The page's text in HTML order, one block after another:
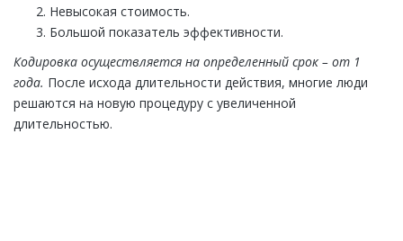
Невысокая стоимость.
Большой показатель эффективности.
Кодировка осуществляется на определенный срок – от 1
года. После исхода длительности действия, многие люди
решаются на новую процедуру с увеличенной
длительностью.